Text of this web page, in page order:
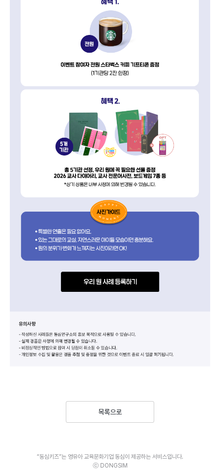
목록으로
“동심키즈”는 영유아 교육문화기업 동심이 제공하는 서비스입니다.
ⓒ DONGSIM